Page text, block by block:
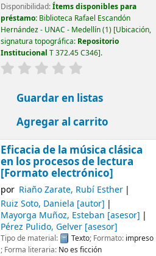
Disponibilidad:Ítems disponibles para
préstamo: Biblioteca Rafael Escandón
Hernández - UNAC - Medellín(1) Ubicación,
signatura topográfica: Repositorio
Institucional T 372.45 C346 .
valoración
Guardar en listas
Agregar al carrito
Eficacia de la música clásica
en los procesos de lectura
[Formato electrónico]
por Riaño Zarate, Rubí Esther
Ruiz Soto, Daniela [autor]
Mayorga Muñoz, Esteban [asesor]
Pérez Pulido, Gelver[asesor]
Tipo de material: Texto; Formato: impreso
; Forma literaria: No es ficción